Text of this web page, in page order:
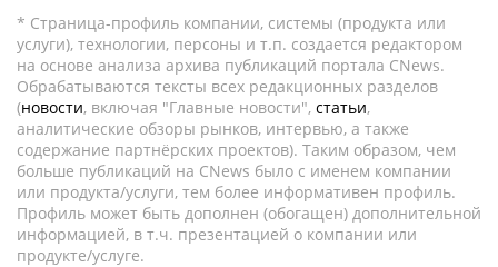
* Страница-профиль компании, системы (продукта или
услуги), технологии, персоны и т.п. создается редактором
на основе анализа архива публикаций портала CNews.
Обрабатываются тексты всех редакционных разделов
(новости, включая "Главные новости", статьи,
аналитические обзоры рынков, интервью, а также
содержание партнёрских проектов). Таким образом, чем
больше публикаций на CNews было с именем компании
или продукта/услуги, тем более информативен профиль.
Профиль может быть дополнен (обогащен) дополнительной
информацией, в т.ч. презентацией о компании или
продукте/услуге.